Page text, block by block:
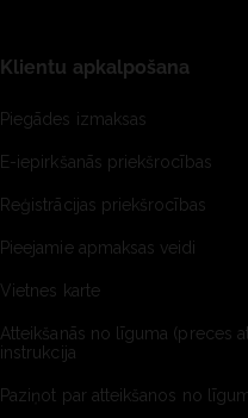
Klientu apkalpošana
Piegādes izmaksas
E-iepirkšanās priekšrocības
Reģistrācijas priekšrocības
Pieejamie apmaksas veidi
Vietnes karte
Atteikšanās no līguma (preces
instrukcija
Paziņot par atteikšanos no